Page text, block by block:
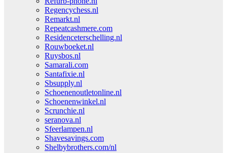
Regencychess.nl
Remarkt.nl
Repeatcashmere.com
Residenceterschelling.nl
Rouwboeket.nl
Ruysbos.nl
Samarali.com
Santafixie.nl
Sbsupply.nl
Schoenenoutletonline.nl
Schoenenwinkel.nl
Scrunchie.nl
seranova.nl
Sfeerlampen.nl
Shavesavings.com
Shelbybrothers.com/nl